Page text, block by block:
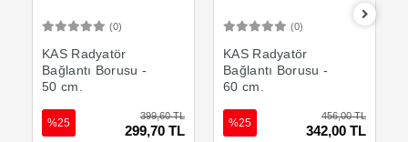
(0)
KAS Radyatör
Bağlantı Borusu -
50 cm.
399,60 TL
299,70 TL
%25
(0)
KAS Radyatör
Bağlantı Borusu -
60 cm.
456,00 TL
342,00 TL
%25